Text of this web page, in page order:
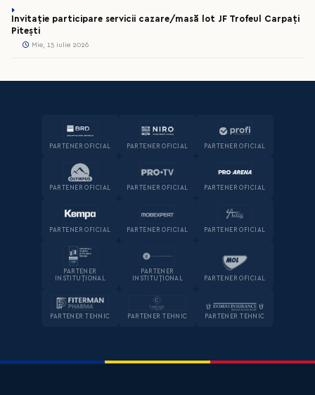
Invitație participare servicii cazare/masă lot JF Trofeul Carpați
Pitești
Mie, 15 iulie 2026
PARTENER OFICIAL PARTENER OFICIAL PARTENER OFICIAL
PARTENER OFICIAL PARTENER OFICIAL PARTENER OFICIAL
PARTENER OFICIAL PARTENER OFICIAL PARTENER OFICIAL
PARTENER
INSTITUȚIONAL
PARTENER
INSTITUȚIONAL
PARTENER OFICIAL
PARTENER TEHNIC PARTENER TEHNIC PARTENER TEHNIC